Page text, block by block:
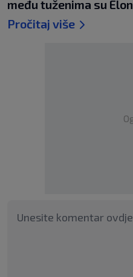
među tuženima su
Pročitaj više